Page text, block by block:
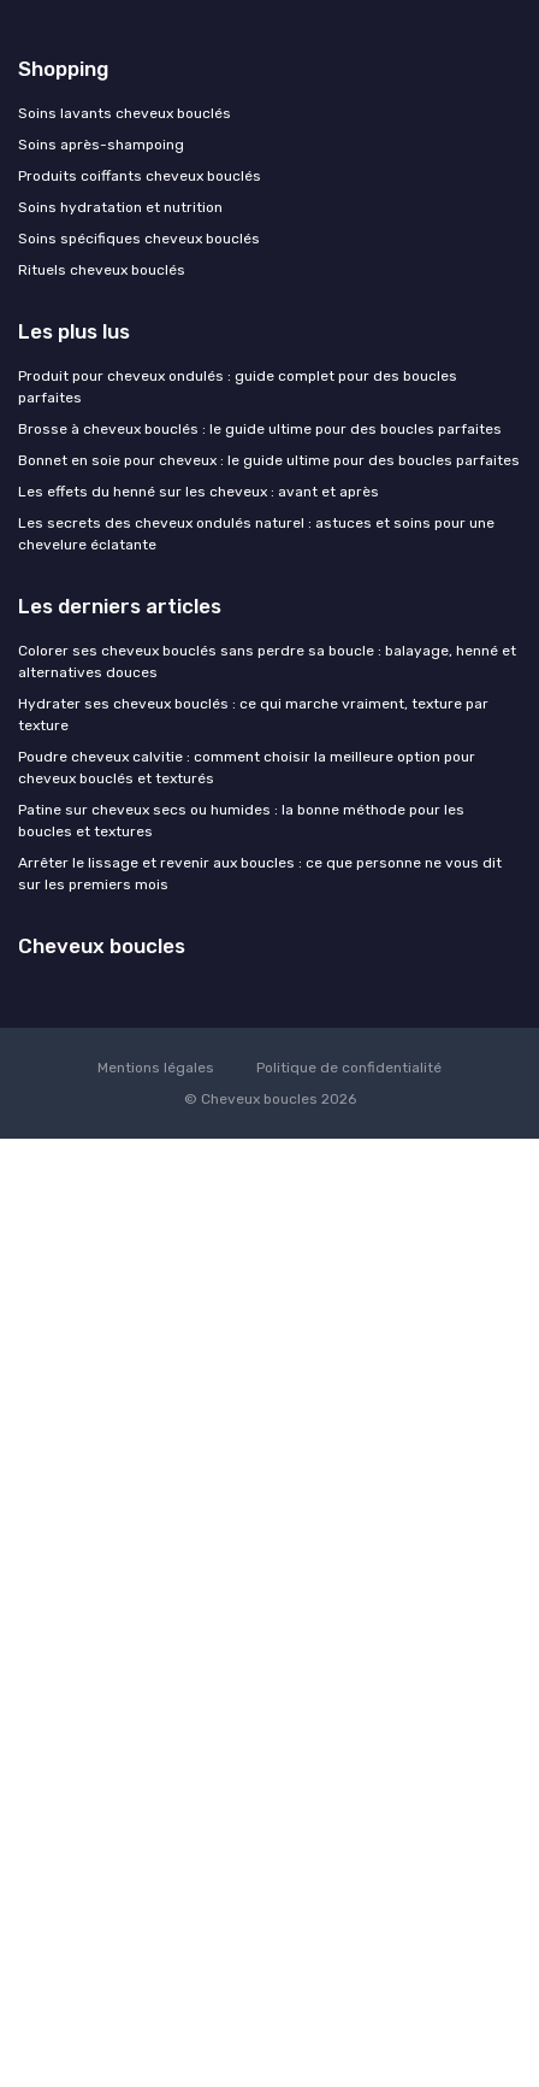
Shopping
Soins lavants cheveux bouclés
Soins après-shampoing
Produits coiffants cheveux bouclés
Soins hydratation et nutrition
Soins spécifiques cheveux bouclés
Rituels cheveux bouclés
Les plus lus
Produit pour cheveux ondulés : guide complet pour des boucles
parfaites
Brosse à cheveux bouclés : le guide ultime pour des boucles parfaites
Bonnet en soie pour cheveux : le guide ultime pour des boucles parfaites
Les effets du henné sur les cheveux : avant et après
Les secrets des cheveux ondulés naturel : astuces et soins pour une
chevelure éclatante
Les derniers articles
Colorer ses cheveux bouclés sans perdre sa boucle : balayage, henné et
alternatives douces
Hydrater ses cheveux bouclés : ce qui marche vraiment, texture par
texture
Poudre cheveux calvitie : comment choisir la meilleure option pour
cheveux bouclés et texturés
Patine sur cheveux secs ou humides : la bonne méthode pour les
boucles et textures
Arrêter le lissage et revenir aux boucles : ce que personne ne vous dit
sur les premiers mois
Cheveux boucles
Mentions légales
Politique de confidentialité
© Cheveux boucles 2026